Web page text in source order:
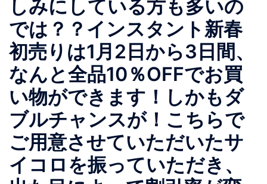
しみにしている方も多いの
では？？インスタント新春
初売りは1月2日から3日間、
なんと全品10％OFFでお買
い物ができます！しかもダ
ブルチャンスが！こちらで
ご用意させていただいたサ
イコロを振っていただき、